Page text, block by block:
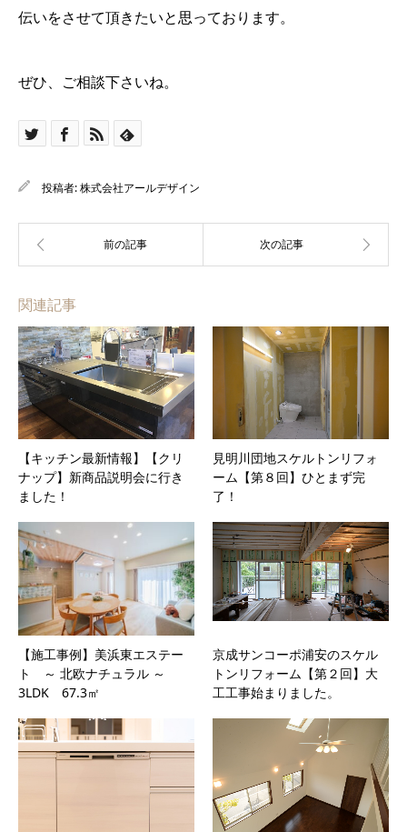
伝いをさせて頂きたいと思っております。
ぜひ、ご相談下さいね。
投稿者:株式会社アールデザイン
関連記事
【キッチン最新情報】【クリ
ナップ】新商品説明会に行き
ました！
見明川団地スケルトンリフォ
ーム【第８回】ひとまず完
了！
【施工事例】美浜東エステー
ト ～ 北欧ナチュラル ～
3LDK 67.3㎡
京成サンコーポ浦安のスケル
トンリフォーム【第２回】大
工工事始まりました。